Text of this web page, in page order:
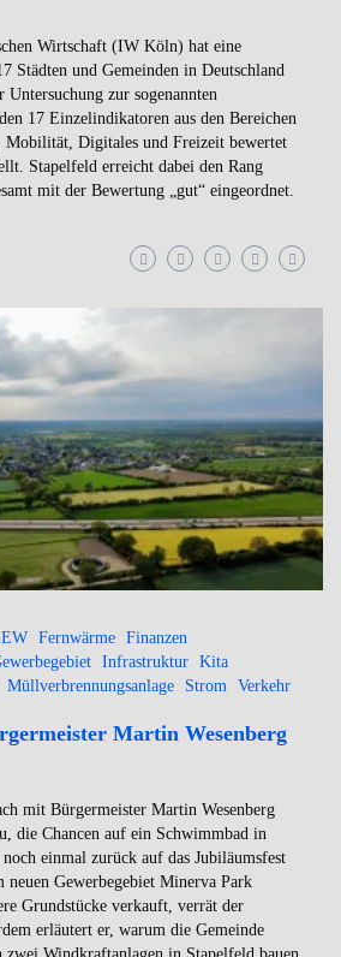
Wirtschaft (IW Köln) hat eine
Städten und Gemeinden in Deutschland
zur sogenannten
17 Einzelindikatoren aus den Bereichen
Mobilität, Digitales und Freizeit bewertet
Stapelfeld erreicht dabei den Rang
mit der Bewertung „gut“ eingeordnet.
Fernwärme Finanzen
Infrastruktur Kita
Müllverbrennungsanlage Strom Verkehr
Martin Wesenberg
mit Bürgermeister Martin Wesenberg
die Chancen auf ein Schwimmbad in
einmal zurück auf das Jubiläumsfest
Gewerbegebiet Minerva Park
Grundstücke verkauft, verrät der
erläutert er, warum die Gemeinde